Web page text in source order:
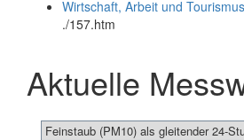
schließen
Wirtschaft, Arbeit und Tourismus
./157.htm
Aktuelle